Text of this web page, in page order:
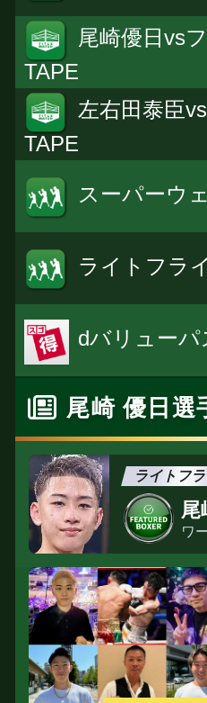
尾崎優日vs
TAPE
左右田泰臣
TAPE
スーパーウ
ライトフラ
dバリュー
尾崎 優日選
ライトフ
尾
ワ